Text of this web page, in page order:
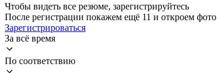
Чтобы видеть все резюме, зарегистрируйтесь
После регистрации покажем ещё 11 и откроем фото
Зарегистрироваться
За всё время
По соответствию